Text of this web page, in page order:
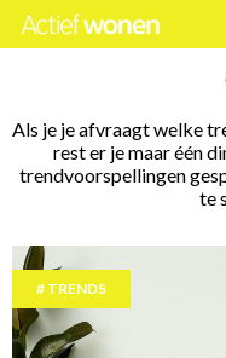
Als je je afvraagt welke
rest er je maar één
trendvoorspellingen
te
TRENDS